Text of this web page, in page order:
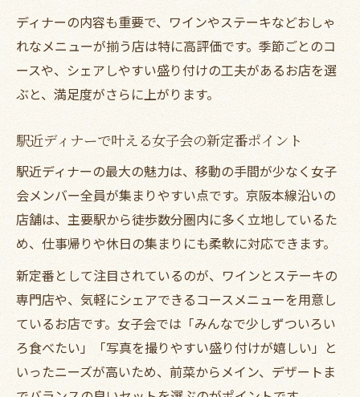
駅近ディナーが女子会に選ばれる理由を徹
底解説
アクセス重視で選ぶ女子会向けディナーの
コツ
介
女子会幹事必見の駅近ディナー選びのポイ
ント
雰囲気重視の女子会にぴったりな肉料理の選び
方
ディナー女子会で人気の肉料理を選ぶコツ
とは
雰囲気も味も満足できる肉料理ディナーの
選択肢
女子会で楽しむ肉料理ディナーの魅力を解
ディナーの内容も重要で、ワインやステーキなどおしゃ
れなメニューが揃う店は特に高評価です。季節ごとのコ
ースや、シェアしやすい盛り付けの工夫があるお店を選
ぶと、満足度がさらに上がります。
駅近ディナーで叶える女子会の新定番ポイント
駅近ディナーの最大の魅力は、移動の手間が少なく女子
会メンバー全員が集まりやすい点です。京阪本線沿いの
店舗は、主要駅から徒歩数分圏内に多く立地しているた
め、仕事帰りや休日の集まりにも柔軟に対応できます。
新定番として注目されているのが、ワインとステーキの
専門店や、気軽にシェアできるコースメニューを用意し
ているお店です。女子会では「みんなで少しずついろい
ろ食べたい」「写真を撮りやすい盛り付けが嬉しい」と
いったニーズが高いため、前菜からメイン、デザートま